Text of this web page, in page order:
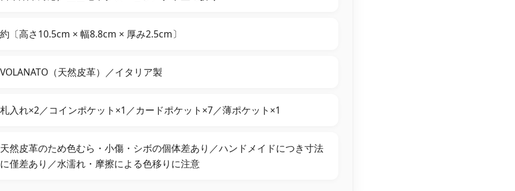
約〔高さ10.5cm × 幅8.8cm × 厚み2.5cm〕
VOLANATO（天然皮革）／イタリア製
札入れ×2／コインポケット×1／カードポケット×7／薄ポケット×1
天然皮革のため色むら・小傷・シボの個体差あり／ハンドメイドにつき寸法
に僅差あり／水濡れ・摩擦による色移りに注意